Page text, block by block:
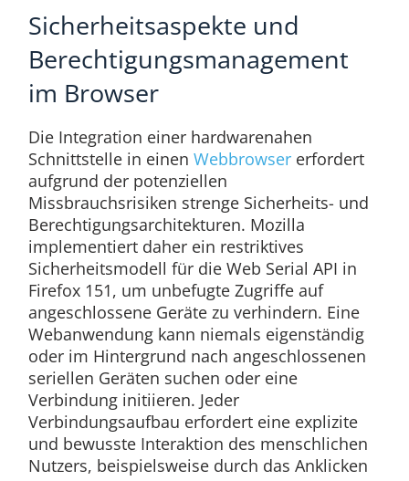
Sicherheitsaspekte und
Berechtigungsmanagement
im Browser
Die Integration einer hardwarenahen
Schnittstelle in einen Webbrowsererfordert
aufgrund der potenziellen
Missbrauchsrisiken strenge Sicherheits- und
Berechtigungsarchitekturen. Mozilla
implementiert daher ein restriktives
Sicherheitsmodell für die Web Serial API in
Firefox 151, um unbefugte Zugriffe auf
angeschlossene Geräte zu verhindern. Eine
Webanwendung kann niemals eigenständig
oder im Hintergrund nach angeschlossenen
seriellen Geräten suchen oder eine
Verbindung initiieren. Jeder
Verbindungsaufbau erfordert eine explizite
und bewusste Interaktion des menschlichen
Nutzers, beispielsweise durch das Anklicken